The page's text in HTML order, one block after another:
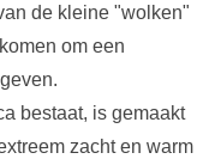
de kleine "wolken"
om een
bestaat, is gemaakt
zacht en warm